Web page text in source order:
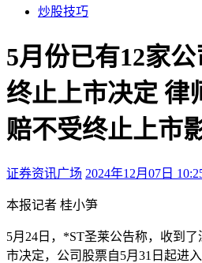
炒股技巧
5月份已有12家
终止上市决定 律
赔不受终止上市
证券资讯广场 2024年12月07日
本报记者 桂小笋
5月24日，*ST圣莱公告称，收到
市决定，公司股票自5月31日起进